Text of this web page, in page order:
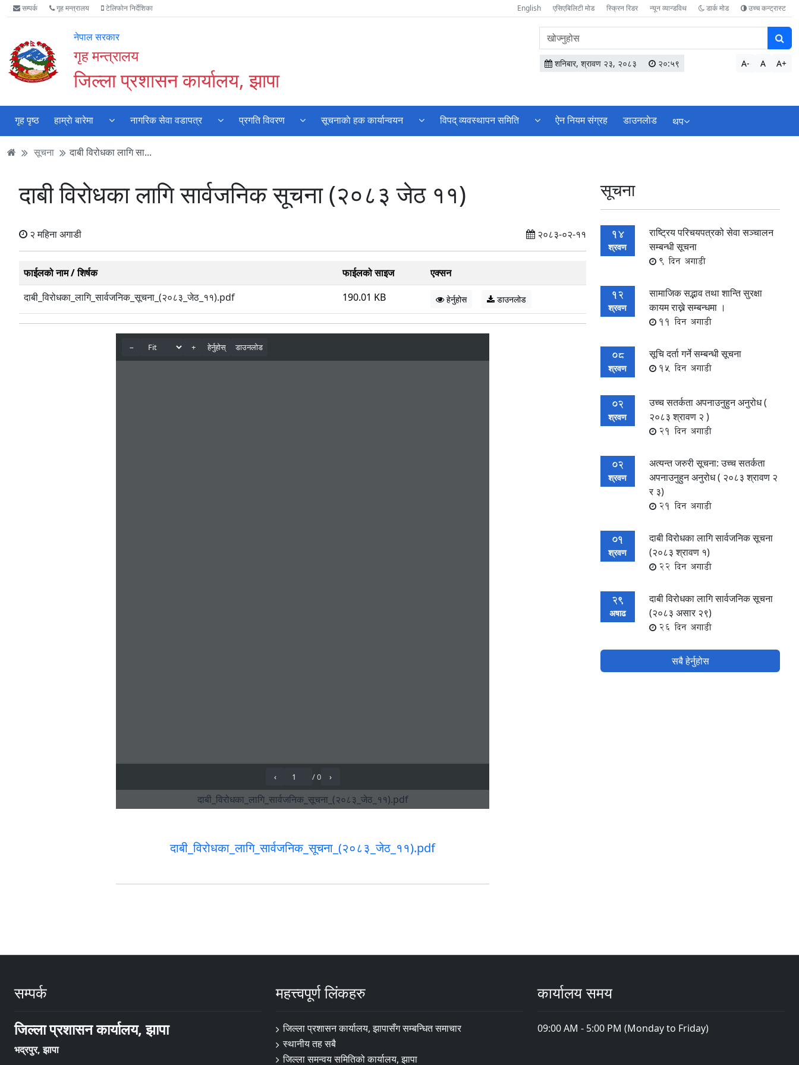
Accessibility
Mode
गर्नुहोस्
मुख्य
सामाग्री
मुख्य
नेभिगेसन
वेबसाइट
खोजमा
सम्पर्क गृह मन्त्रालय टेलिफोन निर्देशिका English एसिएबिलिटी मोड स्क्रिन रिडर न्यून व्यान्डविथ डार्क मोड उच्च कन्ट्रास्ट
नेपाल सरकार
गृह मन्त्रालय
जिल्ला प्रशासन कार्यालय, झापा
वेबसाइटमा
सामग्री
खोज्नुहोस
शनिबार, श्रावण २३, २०८३ २०:५९ A- A A+
गृह पृष्ठ हाम्राे बारेमा नागरिक सेवा वडापत्र प्रगति विवरण सूचनाकाे हक कार्यान्वयन विपद् व्यवस्थापन समिति ऐन नियम संग्रह डाउनलाेड थप
सूचना दाबी विरोधका लागि सा...
दाबी विरोधका लागि सार्वजनिक सूचना (२०८३ जेठ ११)
२ महिना अगाडी २०८३-०२-११
फाईलको नाम / शिर्षक फाईलको साइज
एक्सन
दाबी_विरोधका_लागि_सार्वजनिक_सूचना_(२०८३_जेठ_११).pdf
190.01 KB हेर्नुहोस डाउनलोड
दाबी_विरोधका_लागि_सार्वजनिक_सूचना_(२०८३_जेठ_११).pdf
सूचना
14
श्रवण
राष्ट्रिय परिचयपत्रको सेवा सञ्चालन
सम्बन्धी सूचना
9 दिन अगाडी
12
श्रवण
सामाजिक सद्भाव तथा शान्ति सुरक्षा
कायम राख्ने सम्बन्धमा ।
11 दिन अगाडी
08
श्रवण
सूचि दर्ता गर्ने सम्बन्धी सूचना
15 दिन अगाडी
02
श्रवण
उच्च सतर्कता अपनाउनुहुन अनुरोध (
२०८३ श्रावण २ )
21 दिन अगाडी
02
श्रवण
अत्यन्त जरुरी सूचना: उच्च सतर्कता
अपनाउनुहुन अनुरोध ( २०८३ श्रावण २
र ३)
21 दिन अगाडी
01
श्रवण
दाबी विरोधका लागि सार्वजनिक सूचना
(२०८३ श्रावण १)
22 दिन अगाडी
29
अषाढ
दाबी विरोधका लागि सार्वजनिक सूचना
(२०८३ असार २९)
26 दिन अगाडी
सबै हेर्नुहोस
सम्पर्क
जिल्ला प्रशासन कार्यालय, झापा
भद्रपुर, झापा
महत्त्वपूर्ण लिंकहरु
जिल्ला प्रशासन कार्यालय, झापासँग सम्बन्धित समाचार
स्थानीय तह सबै
जिल्ला समन्वय समितिको कार्यालय, झापा
कार्यालय समय
09:00 AM - 5:00 PM (Monday to Friday)